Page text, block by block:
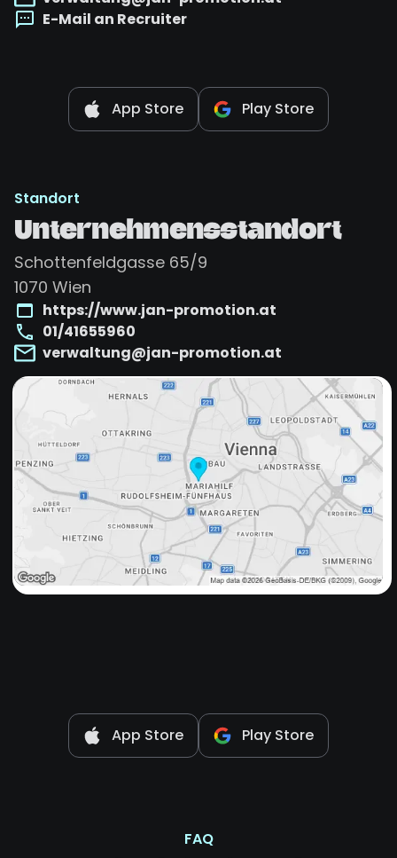
E-Mail an Recruiter
App Store Play Store
Standort
Unternehmensstandort
Schottenfeldgasse 65/9
1070 Wien
https://www.jan-promotion.at
01/41655960
verwaltung@jan-promotion.at
App Store Play Store
FAQ